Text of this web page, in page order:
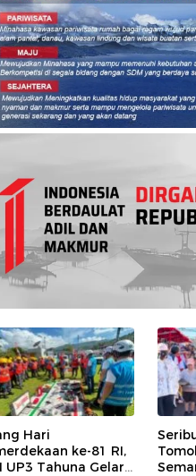
Hari
ke-81 RI,
UP3 Tahuna Gelar